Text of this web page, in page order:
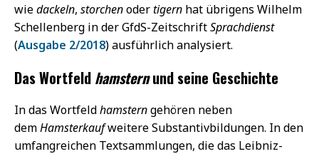
wiedackeln, storchenodertigern hat übrigens Wilhelm
Schellenberg in der GfdS-ZeitschriftSprachdienst
(Ausgabe 2/2018) ausführlich analysiert.
Das Wortfeld hamsternund seine Geschichte
In das Wortfeldhamsterngehören neben
demHamsterkaufweitere Substantivbildungen. In den
umfangreichen Textsammlungen, die das Leibniz-